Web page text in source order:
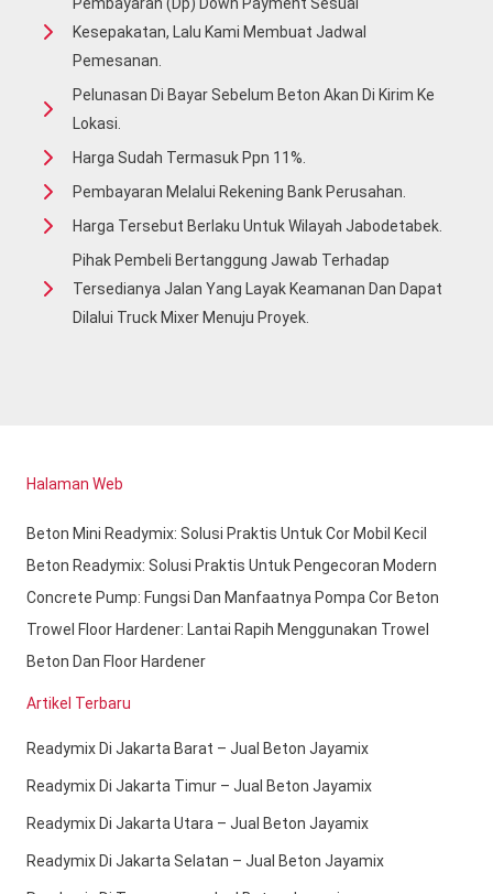
Kesepakatan, Lalu Kami Membuat Jadwal
Pemesanan.
Pelunasan Di Bayar Sebelum Beton Akan Di Kirim Ke
Lokasi.
Harga Sudah Termasuk Ppn 11%.
Pembayaran Melalui Rekening Bank Perusahan.
Harga Tersebut Berlaku Untuk Wilayah Jabodetabek.
Pihak Pembeli Bertanggung Jawab Terhadap
Tersedianya Jalan Yang Layak Keamanan Dan Dapat
Dilalui Truck Mixer Menuju Proyek.
Halaman Web
Beton Mini Readymix: Solusi Praktis Untuk Cor Mobil Kecil
Beton Readymix: Solusi Praktis Untuk Pengecoran Modern
Concrete Pump: Fungsi Dan Manfaatnya Pompa Cor Beton
Trowel Floor Hardener: Lantai Rapih Menggunakan Trowel
Beton Dan Floor Hardener
Artikel Terbaru
Readymix Di Jakarta Barat – Jual Beton Jayamix
Readymix Di Jakarta Timur – Jual Beton Jayamix
Readymix Di Jakarta Utara – Jual Beton Jayamix
Readymix Di Jakarta Selatan – Jual Beton Jayamix